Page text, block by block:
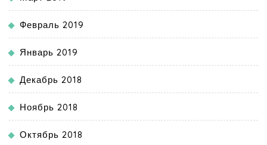
Февраль 2019
Январь 2019
Декабрь 2018
Ноябрь 2018
Октябрь 2018